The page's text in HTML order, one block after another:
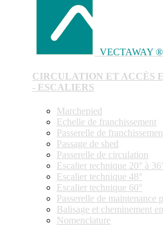
VECTAWAY ®
CIRCULATION ET ACCÈS
- ESCALIERS
Marchepied
Echelle de franchissement
Passerelle de
Passage de shed
Passerelle de circulation
Escalier technique 20° à
Escalier technique 48°
Escalier technique 60°
Passerelle de maintenance
Balisage et cheminement
Nomenclature